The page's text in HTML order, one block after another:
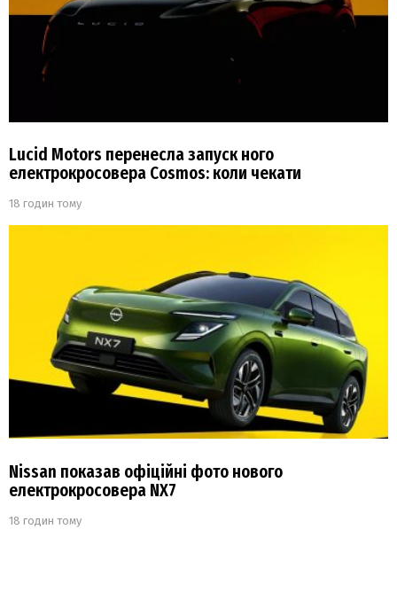
Lucid Motors перенесла запуск ного
електрокросовера Cosmos: коли чекати
18 годин тому
Nissan показав офіційні фото нового
електрокросовера NX7
18 годин тому